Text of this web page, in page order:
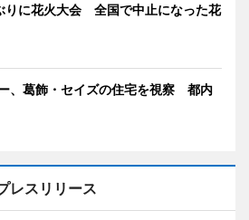
りに花火大会 全国で中止になった花
、葛飾・セイズの住宅を視察 都内
レスリリース